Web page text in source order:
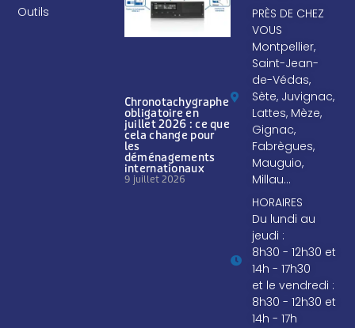
Outils
Chronotachygraphe
obligatoire en
juillet 2026 : ce que
cela change pour
les
déménagements
internationaux
9 juillet 2026
PRÈS DE CHEZ
VOUS
Montpellier,
Saint-Jean-
de-Védas,
Sète, Juvignac,
Lattes, Mèze,
Gignac,
Fabrègues,
Mauguio,
Millau…
HORAIRES
Du lundi au
jeudi :
8h30 - 12h30 et
14h - 17h30
et le vendredi :
8h30 - 12h30 et
14h - 17h